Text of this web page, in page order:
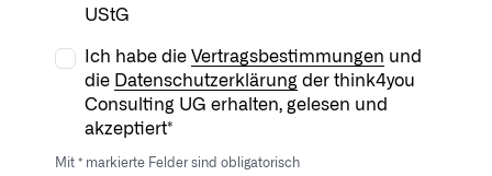
UStG
Ich habe die Vertragsbestimmungen und
die Datenschutzerklärung der think4you
Consulting UG erhalten, gelesen und
akzeptiert*
Mit * markierte Felder sind obligatorisch